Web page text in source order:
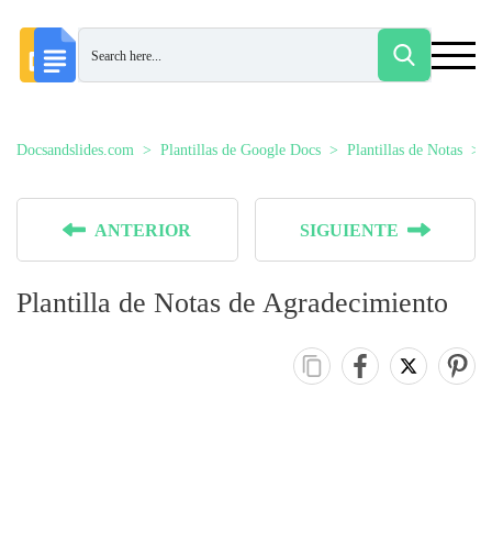
Docsandslides.com Plantillas de Google Docs Plantillas de Notas
ANTERIOR SIGUIENTE
Plantilla de Notas de Agradecimiento